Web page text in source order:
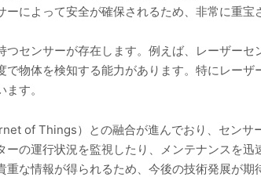
によって安全が確保されるため、非常に重宝
センサーが存在します。例えば、レーザーセ
物体を検知する能力があります。特にレー
す。
of Things）との融合が進んでおり、セン
ーの運行状況を監視したり、メンテナンスを
な情報が得られるため、今後の技術発展が期